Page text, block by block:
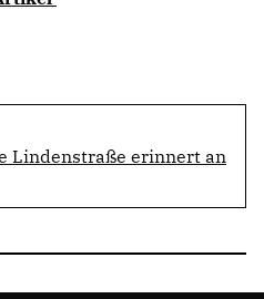
Lindenstraße erinnert an